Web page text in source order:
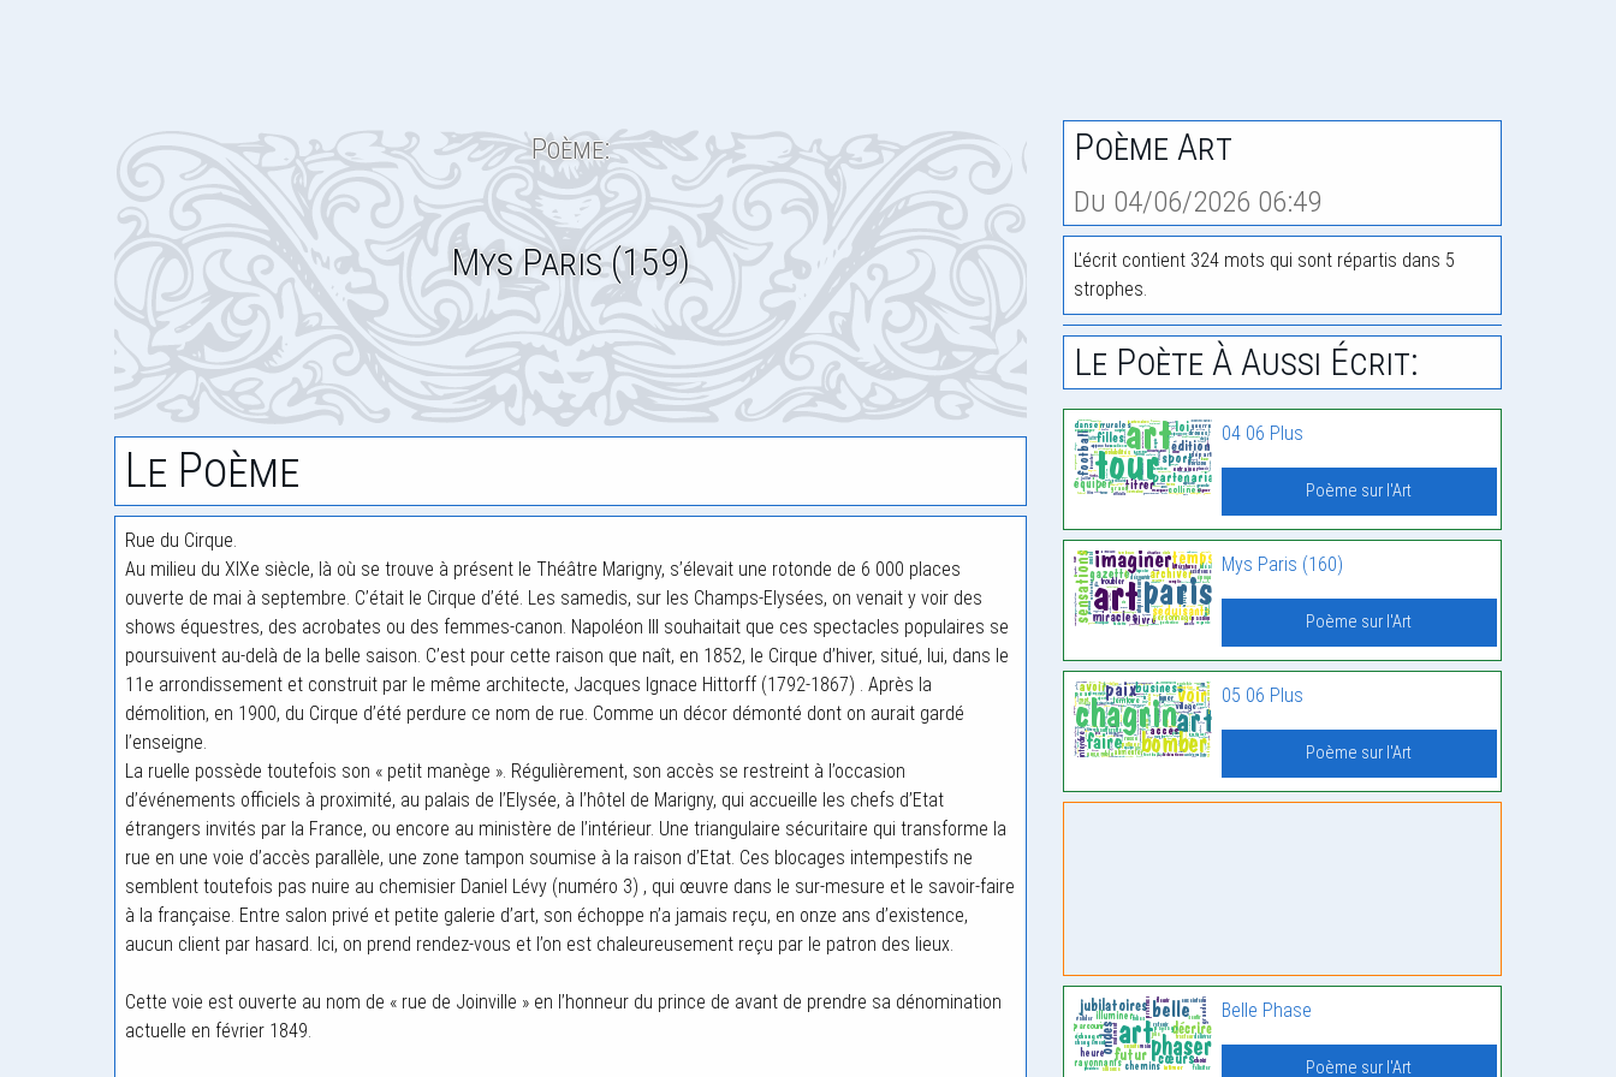
Poème:
Mys Paris (159)
Le Poème
Rue du Cirque.
Au milieu du XIXe siècle, là où se trouve à présent le Théâtre Marigny, s’élevait une rotonde de 6 000 places
ouverte de mai à septembre. C’était le Cirque d’été. Les samedis, sur les Champs-Elysées, on venait y voir des
shows équestres, des acrobates ou des femmes-canon. Napoléon III souhaitait que ces spectacles populaires se
poursuivent au-delà de la belle saison. C’est pour cette raison que naît, en 1852, le Cirque d’hiver, situé, lui, dans le
11e arrondissement et construit par le même architecte, Jacques Ignace Hittorff (1792-1867) . Après la
démolition, en 1900, du Cirque d’été perdure ce nom de rue. Comme un décor démonté dont on aurait gardé
l’enseigne.
La ruelle possède toutefois son « petit manège ». Régulièrement, son accès se restreint à l’occasion
d’événements officiels à proximité, au palais de l’Elysée, à l’hôtel de Marigny, qui accueille les chefs d’Etat
étrangers invités par la France, ou encore au ministère de l’intérieur. Une triangulaire sécuritaire qui transforme la
rue en une voie d’accès parallèle, une zone tampon soumise à la raison d’Etat. Ces blocages intempestifs ne
semblent toutefois pas nuire au chemisier Daniel Lévy (numéro 3) , qui œuvre dans le sur-mesure et le savoir-faire
à la française. Entre salon privé et petite galerie d’art, son échoppe n’a jamais reçu, en onze ans d’existence,
aucun client par hasard. Ici, on prend rendez-vous et l’on est chaleureusement reçu par le patron des lieux.
Cette voie est ouverte au nom de « rue de Joinville » en l’honneur du prince de avant de prendre sa dénomination
actuelle en février 1849.
Poème Art
Du 04/06/2026 06:49
L'écrit contient 324 mots qui sont répartis dans 5
strophes.
Le Poète À Aussi Écrit:
04 06 Plus
Poème sur l'Art
Mys Paris (160)
Poème sur l'Art
05 06 Plus
Poème sur l'Art
Belle Phase
Poème sur l'Art